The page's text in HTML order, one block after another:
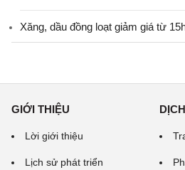
Xăng, dầu đồng loạt giảm giá từ
GIỚI THIỆU
Lời giới thiệu
Lịch sử phát triển